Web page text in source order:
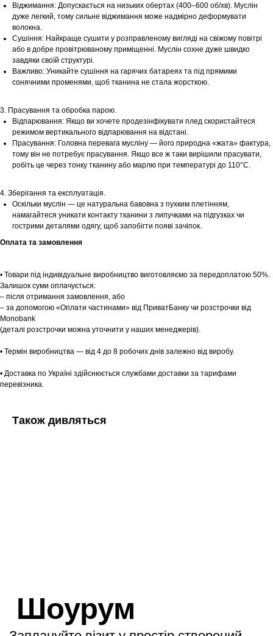
Віджимання: Допускається на низьких обертах (400–600 об/хв). Муслін
дуже легкий, тому сильне віджимання може надмірно деформувати
волокна.
Сушіння: Найкраще сушити у розправленому вигляді на свіжому повітрі
або в добре провітрюваному приміщенні. Муслін сохне дуже швидко
завдяки своїй структурі.
Важливо: Уникайте сушіння на гарячих батареях та під прямими
сонячними променями, щоб тканина не стала жорсткою.
3. Прасування та обробка парою.
Відпарювання: Якщо ви хочете продезінфікувати плед скористайтеся
режимом вертикального відпарювання на відстані.
Прасування: Головна перевага мусліну — його природна «жата» фактура,
тому він не потребує прасування. Якщо все ж таки вирішили прасувати,
робіть це через тонку тканину або марлю при температурі до 110°С.
4. Зберігання та експлуатація.
Оскільки муслін — це натуральна бавовна з пухким плетінням,
намагайтеся уникати контакту тканини з липучками на підгузках чи
гострими деталями одягу, щоб запобігти появі зачіпок.
Оплата та замовлення
• Товари під індивідуальне виробництво виготовляємо за передоплатою 50%.
Залишок суми оплачується:
– після отримання замовлення, або
– за допомогою «Оплати частинами» від ПриватБанку чи розстрочки від
Monobank
(деталі розстрочки можна уточнити у наших менеджерів).
• Термін виробництва — від 4 до 8 робочих днів залежно від виробу.
• Доставка по Україні здійснюється службами доставки за тарифами
перевізника.
Також дивляться
Шоурум
Tekstura
Заплануйте візит у простір створений